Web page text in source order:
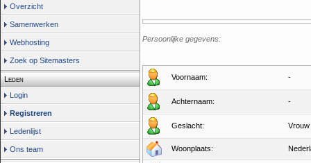
Overzicht
Samenwerken
Webhosting
Zoek op Sitemasters
Leden
Login
Registreren
Ledenlijst
Ons team
Persoonlijke gegevens:
Voornaam: -
Achternaam: -
Geslacht: Vrouw
Woonplaats: